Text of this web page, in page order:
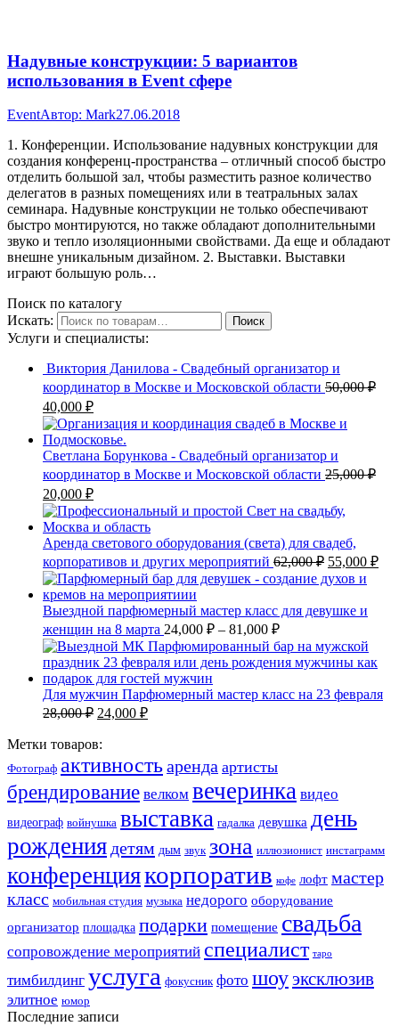
Надувные конструкции: 5 вариантов
использования в Event сфере
EventАвтор: Mark27.06.2018
1. Конференции. Использование надувных конструкции для
создания конференц-пространства – отличный способ быстро
отделить большой зал, чтобы разместить разное количество
делегатов в разных помещениях или в театральных залах
семинара. Надувные конструкции не только обеспечивают
быстро монтируются, но также обладают дополнительными
звуко и тепло изоляционными свойствами. Да еще и обладают
внешне уникальным дизайном. 2. Выставки. Выставки
играют большую роль…
Поиск по каталогу
Искать:
Поиск
Услуги и специалисты:
Виктория Данилова - Свадебный организатор и
координатор в Москве и Московской области 50,000₽
40,000 ₽
Светлана Борункова - Свадебный организатор и
координатор в Москве и Московской области 25,000₽
20,000 ₽
Аренда светового оборудования (света) для свадеб,
корпоративов и других мероприятий 62,000₽ 55,000 ₽
Выездной парфюмерный мастер класс для девушке и
женщин на 8 марта 24,000 ₽ – 81,000 ₽
Для мужчин Парфюмерный мастер класс на 23 февраля
28,000₽ 24,000 ₽
Метки товаров:
Фотограф активностьаренда артисты
брендирование велком вечеринка видео
видеограф войнушка выставка гадалка девушка день
рождения детям дым звук зона иллюзионист инстаграмм
конференциякорпоратив кофе лофт мастер
класс мобильная студия музыка недорого оборудование
организатор площадка подарки помещение свадьба
сопровождение мероприятий специалист таро
тимбилдинг услуга фокусник фото шоу эксклюзив
элитное юмор
Последние записи